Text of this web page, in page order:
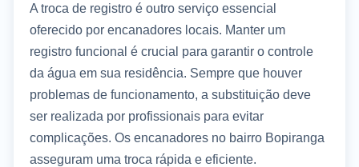
A troca de registro é outro serviço essencial
oferecido por encanadores locais. Manter um
registro funcional é crucial para garantir o controle
da água em sua residência. Sempre que houver
problemas de funcionamento, a substituição deve
ser realizada por profissionais para evitar
complicações. Os encanadores no bairro Bopiranga
asseguram uma troca rápida e eficiente.